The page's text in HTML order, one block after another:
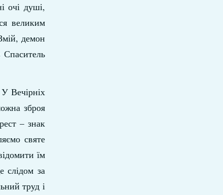
очі душі,
великим
демон
Вечірніх
зброя
– знак
святе
їм
слідом за
труд і